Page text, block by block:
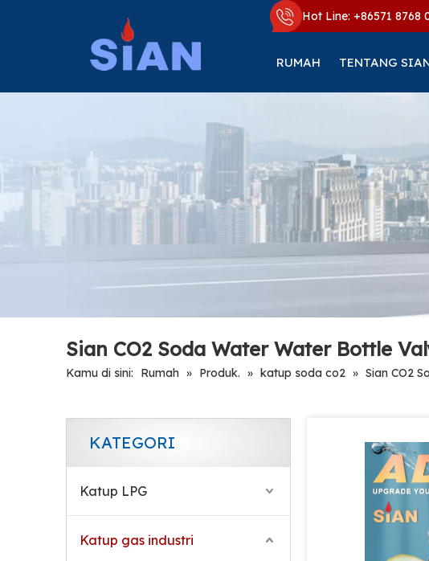
Hot Line: +86571 8768
RUMAH TENTANG
Sian CO2 Soda Water Water Bottle
Kamu di sini: Rumah » Produk. » katup soda co2 » Sian CO2
KATEGORI
Katup LPG
Katup gas industri